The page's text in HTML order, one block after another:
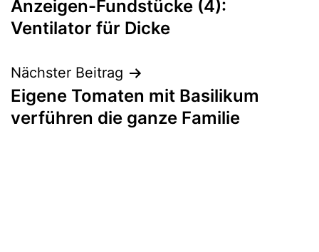
Anzeigen-Fundstücke (4):
Ventilator für Dicke
Nächster Beitrag
Eigene Tomaten mit Basilikum
verführen die ganze Familie